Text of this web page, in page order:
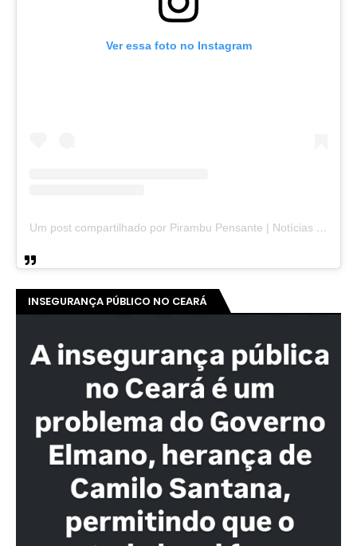
Ver essa foto no Instagram
Um post compartilhado por Pirambu Pensante | Notícias & Entretenimento (@pirambupensante)
INSEGURANÇA PÚBLICO NO CEARÁ